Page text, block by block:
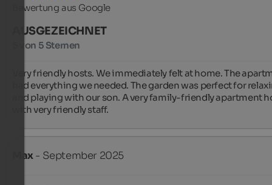
Bewertung aus Google
AUSGEZEICHNET
5 von 5 Sternen
Very friendly hosts. We immediately felt at home. The
had everything we needed. The garden was perfect for
and playing with our son. A very family-friendly apartment
with very friendly staff.
Max- September 2025